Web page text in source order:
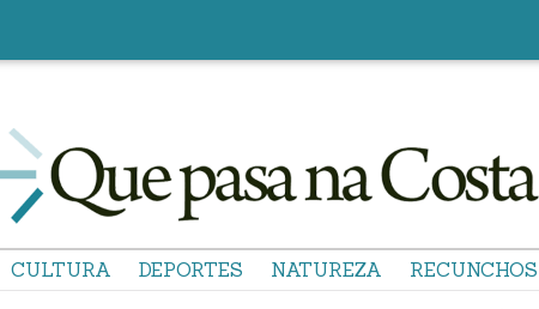
CULTURA DEPORTES NATUREZA RECUNCHOS